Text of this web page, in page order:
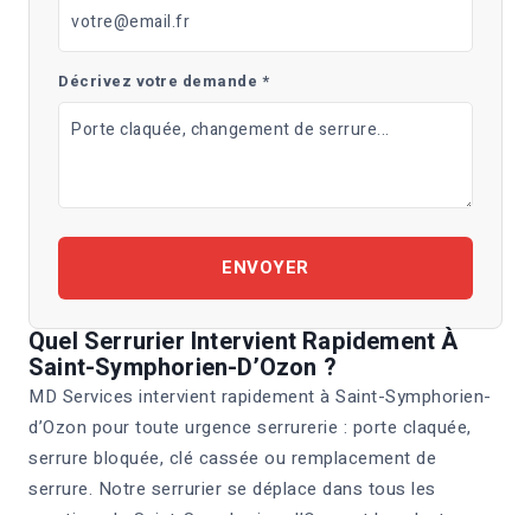
Décrivez votre demande *
ENVOYER
Quel Serrurier Intervient Rapidement À
Saint-Symphorien-D’Ozon ?
MD Services intervient rapidement à Saint-Symphorien-
d’Ozon pour toute urgence serrurerie : porte claquée,
serrure bloquée, clé cassée ou remplacement de
serrure. Notre serrurier se déplace dans tous les